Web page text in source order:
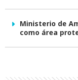
Ministerio de
como área